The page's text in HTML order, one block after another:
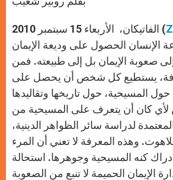
p e k
الفاتيكان، الأربعاء 15 سبتمبر 2010 (
الإنسان الحصول على وديعة الإيمان
صعوبة الإيمان بل إلى طبيعته. فمن
يستطيع كل شخص أن يحصل على
المسيحية، حول تاريخها وتقاليدها
لأي كان أن يتعرف على المسيحية من
لدراسة سائر الظواهر الدينية،
وهذه المعرفة لا تعني أن المرء
كنه المسيحية وجوهرها. استحالة
الإيمان الحميمة لا تنبع من الصعوبة